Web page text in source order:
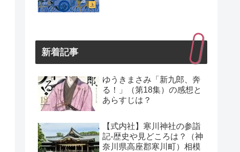
新着記事
ゆうきまさみ「新九郎、奔
る！」（第18集）の感想と
あらすじは？
【式内社】寒川神社の参詣
記-歴史や見どころは？（神
奈川県高座郡寒川町）相模